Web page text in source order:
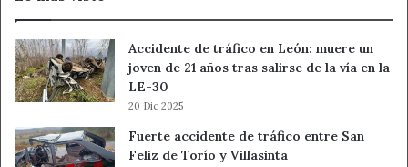
de
León
Accidente de tráfico en León: muere un
joven de 21 años tras salirse de la vía en la
LE-30
20 Dic 2025
Fuerte accidente de tráfico entre San
Feliz de Torío y Villasinta